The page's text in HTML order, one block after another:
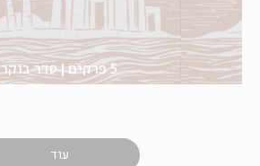
5 פרקים סדר בוקר
עוד